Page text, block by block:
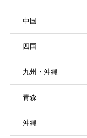
中国
四国
九州・沖縄
青森
沖縄